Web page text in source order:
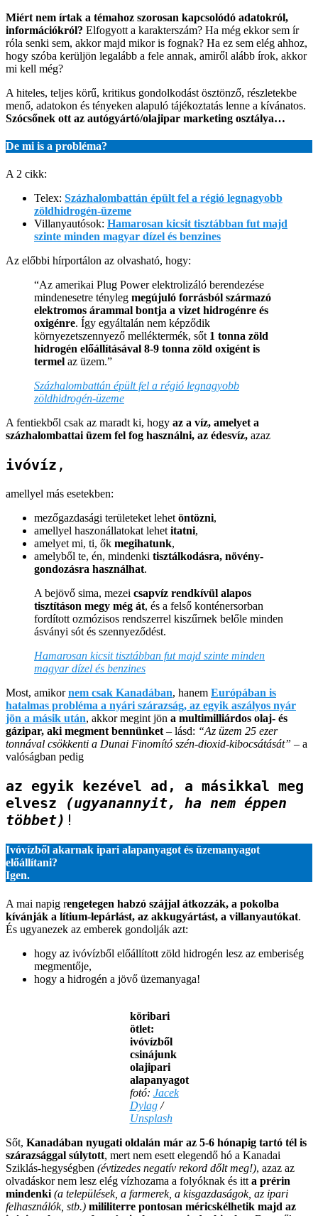
Miért nem írtak a témahoz szorosan kapcsolódó adatokról,
információkról? Elfogyott a karakterszám? Ha még ekkor sem ír
róla senki sem, akkor majd mikor is fognak? Ha ez sem elég ahhoz,
hogy szóba kerüljön legalább a fele annak, amiről alább írok, akkor
mi kell még?
A hiteles, teljes körű, kritikus gondolkodást ösztönző, részletekbe
menő, adatokon és tényeken alapuló tájékoztatás lenne a kívánatos.
Szócsőnek ott az autógyártó/olajipar marketing osztálya…
De mi is a probléma?
A 2 cikk:
Telex: Százhalombattán épült fel a régió legnagyobb
zöldhidrogén-üzeme
Villanyautósok: Hamarosan kicsit tisztábban fut majd
szinte minden magyar dízel és benzines
Az előbbi hírportálon az olvasható, hogy:
“Az amerikai Plug Power elektrolizáló berendezése
mindenesetre tényleg megújuló forrásból származó
elektromos árammal bontja a vizet hidrogénre és
oxigénre. Így egyáltalán nem képződik
környezetszennyező melléktermék, sőt 1 tonna zöld
hidrogén előállításával 8-9 tonna zöld oxigént is
termel az üzem.”
Százhalombattán épült fel a régió legnagyobb
zöldhidrogén-üzeme
A fentiekből csak az maradt ki, hogy az a víz, amelyet a
százhalombattai üzem fel fog használni, az édesvíz, azaz
ivóvíz ,
amellyel más esetekben:
mezőgazdasági területeket lehet öntözni,
amellyel haszonállatokat lehet itatni,
amelyet mi, ti, ők megihatunk,
amelyből te, én, mindenki tisztálkodásra, növény-
gondozásra használhat.
A bejövő sima, mezei csapvíz rendkívül alapos
tisztításon megy még át, és a felső konténersorban
fordított ozmózisos rendszerrel kiszűrnek belőle minden
ásványi sót és szennyeződést.
Hamarosan kicsit tisztábban fut majd szinte minden
magyar dízel és benzines
Most, amikornem csak Kanadában, hanem Európában is
hatalmas probléma a nyári szárazság, az egyik aszályos nyár
jön a másik után, akkor megint jön a multimilliárdos olaj- és
gázipar, aki megment bennünket – lásd: “Az üzem 25 ezer
tonnával csökkenti a Dunai Finomító szén-dioxid-kibocsátását” – a
valóságban pedig
az egyik kezével ad, a másikkal meg
elvesz
(ugyanannyit, ha nem éppen
többet) !
Ivóvízből akarnak ipari alapanyagot és üzemanyagot
előállítani?
Igen.
A mai napig rengetegen habzó szájjal átkozzák, a pokolba
kívánják a lítium-lepárlást, az akkugyártást, a villanyautókat.
És ugyanezek az emberek gondolják azt:
hogy az ivóvízből előállított zöld hidrogén lesz az emberiség
megmentője,
hogy a hidrogén a jövő üzemanyaga!
köribari
ötlet:
ivóvízből
csinájunk
olajipari
alapanyagot
fotó: Jacek
Dylag/
Unsplash
Sőt, Kanadában nyugati oldalán már az 5-6 hónapig tartó tél is
szárazsággal súlytott, mert nem esett elegendő hó a Kanadai
Sziklás-hegységben (évtizedes negatív rekord dőlt meg!), azaz az
olvadáskor nem lesz elég vízhozama a folyóknak és itt a prérin
mindenki (a települések, a farmerek, a kisgazdaságok, az ipari
felhasználók, stb.) mililiterre pontosan méricskélhetik majd az